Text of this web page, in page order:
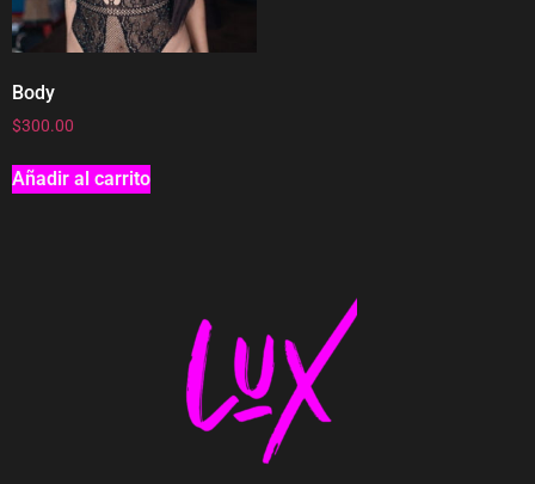
Body
$300.00
Añadir al carrito